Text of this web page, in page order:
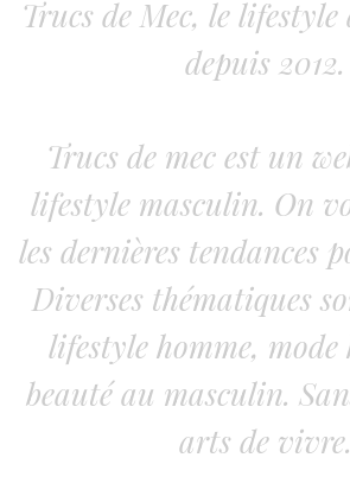
Trucs de Mec, le
depuis 2012.
Trucs de mec est un
lifestyle masculin. On
les dernières tendances
Diverses thématiques
lifestyle homme, mode
beauté au masculin.
arts de vivre.